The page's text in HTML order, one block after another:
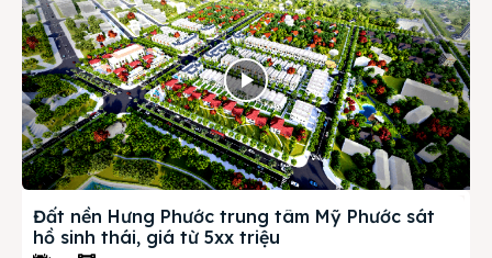
Đất nền Hưng Phước trung tâm Mỹ Phước sát
hồ sinh thái, giá từ 5xx triệu